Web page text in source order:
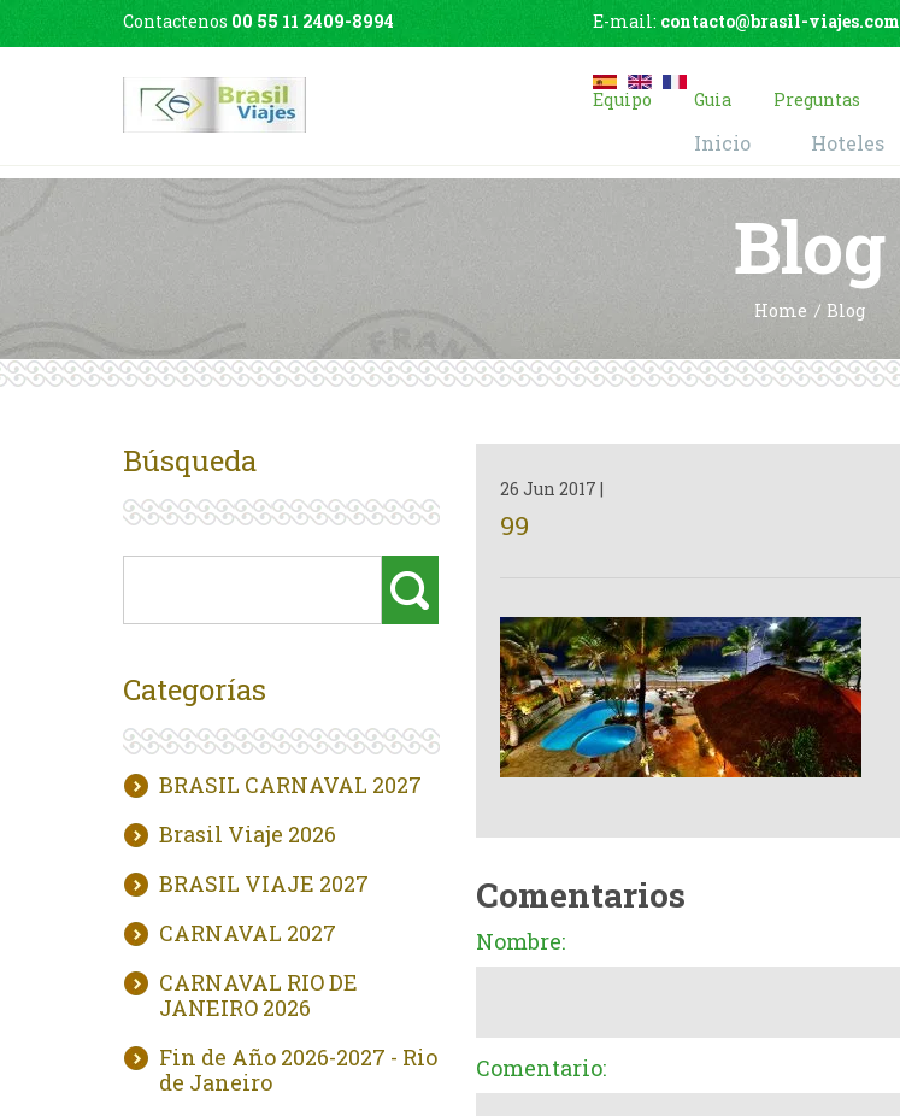
Contactenos 00 55 11 2409-8994 E-mail: contacto@brasil-viajes.com
Equipo Guia Preguntas
Inicio Hoteles
Blog
Home Blog
Búsqueda
Categorías
BRASIL CARNAVAL 2027
Brasil Viaje 2026
BRASIL VIAJE 2027
CARNAVAL 2027
CARNAVAL RIO DE
JANEIRO 2026
Fin de Año 2026-2027 - Rio
de Janeiro
26 Jun 2017 |
99
Comentarios
Nombre:
Comentario: